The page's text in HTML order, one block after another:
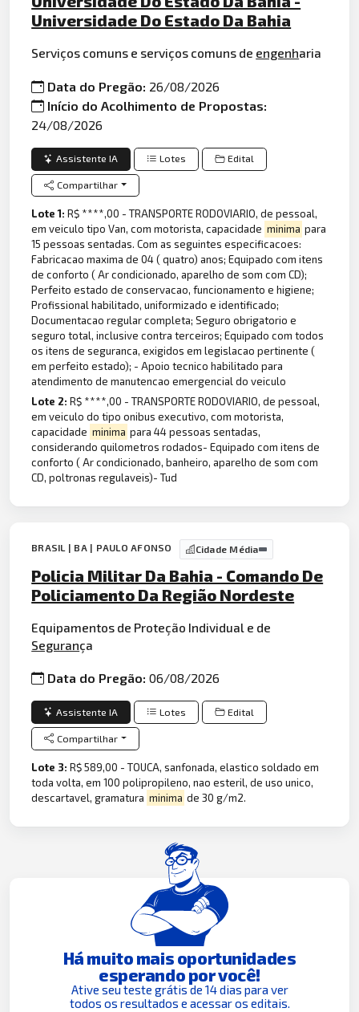
Universidade Do Estado Da Bahia
Serviços comuns e serviços comuns de engenharia
Data do Pregão: 26/08/2026
Início do Acolhimento de Propostas:
24/08/2026
Assistente IA Lotes Edital
Compartilhar
Lote 1:R$ ****,00 - TRANSPORTE RODOVIARIO, de pessoal,
em veiculo tipo Van, com motorista, capacidade minima para
15 pessoas sentadas. Com as seguintes especificacoes:
Fabricacao maxima de 04 ( quatro) anos; Equipado com itens
de conforto ( Ar condicionado, aparelho de som com CD);
Perfeito estado de conservacao, funcionamento e higiene;
Profissional habilitado, uniformizado e identificado;
Documentacao regular completa; Seguro obrigatorio e
seguro total, inclusive contra terceiros; Equipado com todos
os itens de seguranca, exigidos em legislacao pertinente (
em perfeito estado); - Apoio tecnico habilitado para
atendimento de manutencao emergencial do veiculo
Lote 2:R$ ****,00 - TRANSPORTE RODOVIARIO, de pessoal,
em veiculo do tipo onibus executivo, com motorista,
capacidade minima para 44 pessoas sentadas,
considerando quilometros rodados- Equipado com itens de
conforto ( Ar condicionado, banheiro, aparelho de som com
CD, poltronas regulaveis)- Tud
BRASIL | BA | PAULO AFONSO Cidade Média
Policia Militar Da Bahia - Comando De
Policiamento Da Região Nordeste
Equipamentos de Proteção Individual e de
Segurança
Data do Pregão:06/08/2026
Assistente IA Lotes Edital
Compartilhar
Lote 3:R$ 589,00 - TOUCA, sanfonada, elastico soldado em
toda volta, em 100 polipropileno, nao esteril, de uso unico,
descartavel, gramatura minima de 30 g/m2.
Há muito mais oportunidades
esperando por você!
Ative seu teste grátis de 14 dias para ver
todos os resultados e acessar os editais.